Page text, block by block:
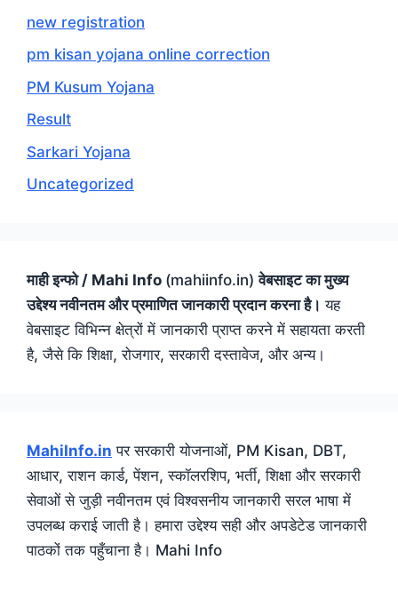
new registration
pm kisan yojana online correction
PM Kusum Yojana
Result
Sarkari Yojana
Uncategorized
माही इन्फो / Mahi Info (mahiinfo.in)वेबसाइट का मुख्य
उद्देश्य नवीनतम और प्रमाणित जानकारी प्रदान करना है। यह
वेबसाइट विभिन्न क्षेत्रों में जानकारी प्राप्त करने में सहायता करती
है, जैसे कि शिक्षा, रोजगार, सरकारी दस्तावेज, और अन्य।
MahiInfo.in पर सरकारी योजनाओं, PM Kisan, DBT,
आधार, राशन कार्ड, पेंशन, स्कॉलरशिप, भर्ती, शिक्षा और सरकारी
सेवाओं से जुड़ी नवीनतम एवं विश्वसनीय जानकारी सरल भाषा में
उपलब्ध कराई जाती है। हमारा उद्देश्य सही और अपडेटेड जानकारी
पाठकों तक पहुँचाना है। Mahi Info